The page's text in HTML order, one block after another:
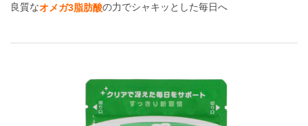
良質なオメガ3脂肪酸の力でシャキッとした毎日へ